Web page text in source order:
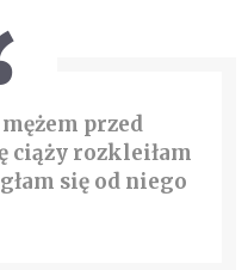
przed
ciąży rozkleiłam
się od niego